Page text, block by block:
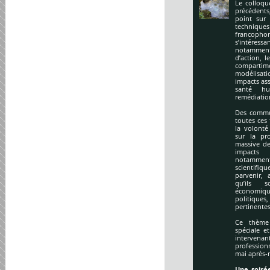
Le
point sur
d’action,
impacts
santé
Des
toutes ces
la
sur la
massive
parvenir,
qu’ils
Ce
spéciale
mai